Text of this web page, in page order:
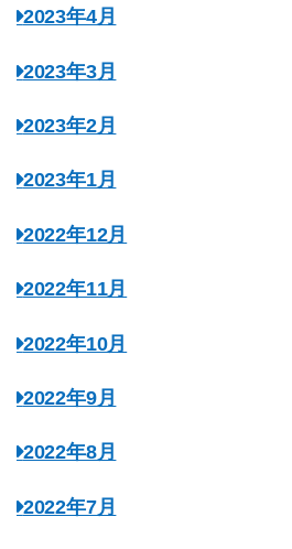
2023年4月
2023年3月
2023年2月
2023年1月
2022年12月
2022年11月
2022年10月
2022年9月
2022年8月
2022年7月